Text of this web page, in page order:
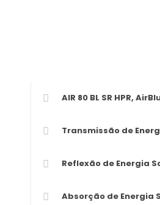
AIR 80 BL SR HPR,
Transmissão de
Reflexão de Energia
Absorção de Energia